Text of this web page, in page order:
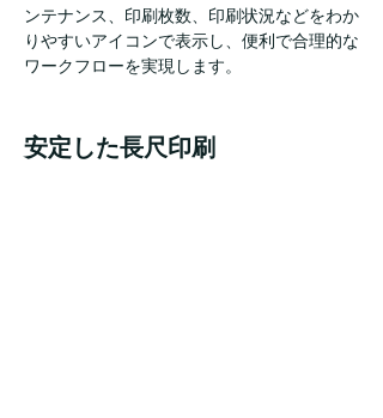
ンテナンス、印刷枚数、印刷状況などをわか
りやすいアイコンで表示し、便利で合理的な
ワークフローを実現します。
安定した長尺印刷